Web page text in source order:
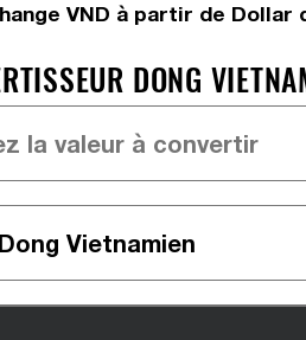
VND à partir de Dollar
DONG